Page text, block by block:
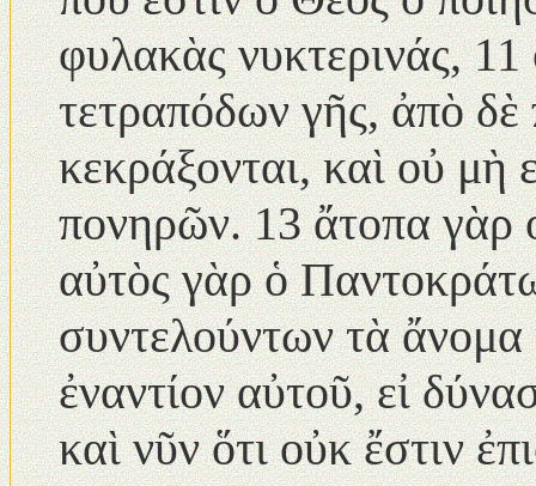
φυλακὰς νυκτερινάς,
τετραπόδων γῆς, ἀπὸ δὲ
κεκράξονται, καὶ οὐ
πονηρῶν. 13 ἄτοπα γὰρ
αὐτὸς γὰρ ὁ
συντελούντων τὰ ἄνομα
ἐναντίον αὐτοῦ, εἰ
καὶ νῦν ὅτι οὐκ ἔστιν